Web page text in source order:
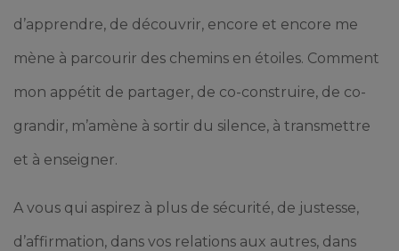
d’apprendre, de découvrir, encore et encore me
mène à parcourir des chemins en étoiles. Comment
mon appétit de partager, de co-construire, de co-
grandir, m’amène à sortir du silence, à transmettre
et à enseigner.
A vous qui aspirez à plus de sécurité, de justesse,
d’affirmation, dans vos relations aux autres, dans